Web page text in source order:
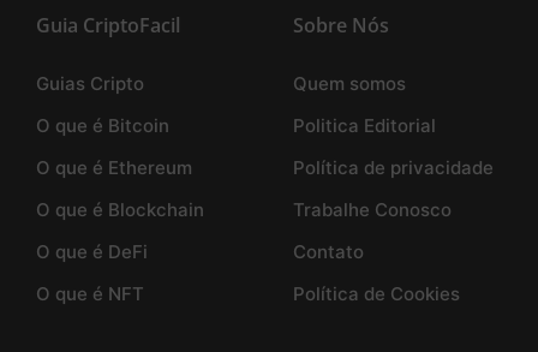
Guia CriptoFacil
Guias Cripto
O que é Bitcoin
O que é Ethereum
O que é Blockchain
O que é DeFi
O que é NFT
Sobre Nós
Quem somos
Politica Editorial
Política de privacidade
Trabalhe Conosco
Contato
Política de Cookies